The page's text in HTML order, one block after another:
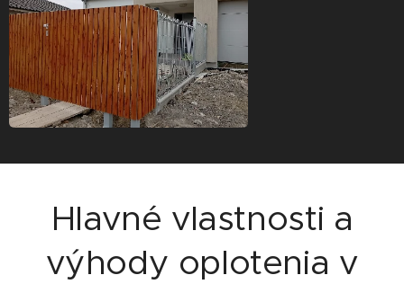
Hlavné vlastnosti a
výhody oplotenia v